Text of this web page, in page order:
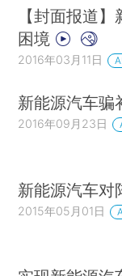
【封面报道
困境
2016年03月11日
新能源汽车骗
2016年09月23日
新能源汽车对
2015年05月01日